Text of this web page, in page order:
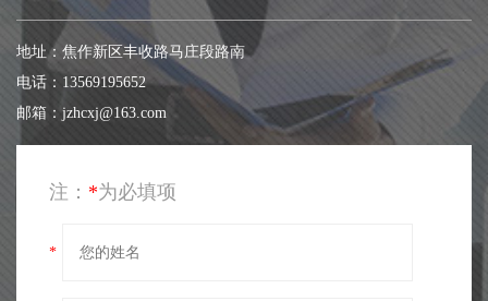
注： *为必填项
*
地址：焦作新区丰收路马庄段路南
电话：13569195652
邮箱：jzhcxj@163.com